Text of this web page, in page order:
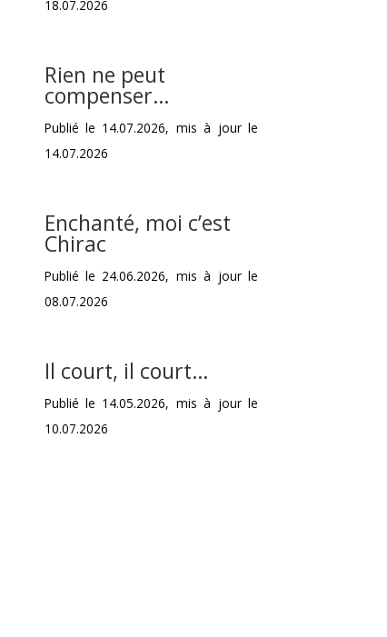
18.07.2026
Rien ne peut
compenser…
Publié le 14.07.2026, mis à jour le
14.07.2026
Enchanté, moi c’est
Chirac
Publié le 24.06.2026, mis à jour le
08.07.2026
Il court, il court…
Publié le 14.05.2026, mis à jour le
10.07.2026